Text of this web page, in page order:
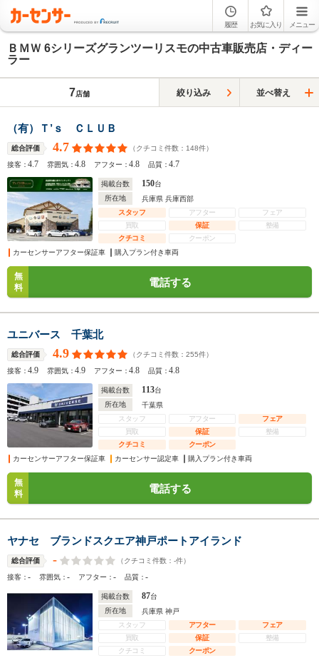
履歴 お気に入り メニュー
ＢＭＷ 6シリーズグランツーリスモの中古車販売店・ディー
ラー
7店舗 絞り込み 並べ替え
（有）Ｔ’ｓ ＣＬＵＢ
総合評価 4.7 （クチコミ件数： 148件）
接客：4.7 雰囲気：4.8 アフター：4.8 品質：4.7
掲載台数 150台
所在地
兵庫県 兵庫西部
スタッフ
アフター
フェア
買取
保証
整備
クチコミ
クーポン
カーセンサーアフター保証車
購入プラン付き車両
無
料
電話する
ユニバース 千葉北
総合評価 4.9 （クチコミ件数： 255件）
接客：4.9 雰囲気：4.9 アフター：4.8 品質：4.8
掲載台数 113台
所在地
千葉県
スタッフ
アフター
フェア
買取
保証
整備
クチコミ
クーポン
カーセンサーアフター保証車
カーセンサー認定車 購入プラン付き車両
無
料
電話する
ヤナセ ブランドスクエア神戸ポートアイランド
総合評価 - （クチコミ件数： -件）
接客：- 雰囲気：- アフター：- 品質：-
掲載台数 87台
所在地
兵庫県 神戸
スタッフ
アフター
フェア
買取
保証
整備
クチコミ
クーポン